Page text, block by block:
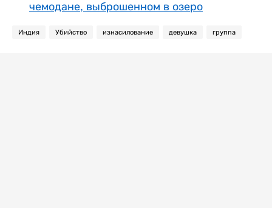
чемодане, выброшенном в озеро
Индия Убийство изнасилование девушка группа